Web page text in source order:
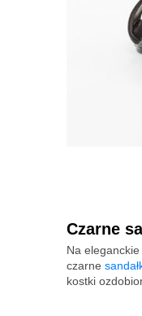
Czarne
Na
czarne
kostki